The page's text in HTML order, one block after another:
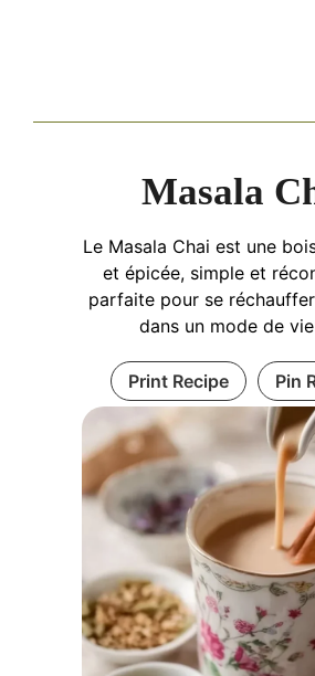
Masala
Le Masala Chai est une
et épicée, simple et
parfaite pour se
dans un mode de
Print Recipe Pin